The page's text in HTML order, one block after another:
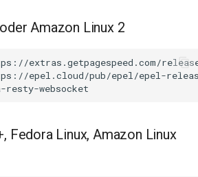
eine
Pakete
Amazon Linux 2
extras.getpagespeed.com/
epel.cloud/pub/epel/epel-
Fedora Linux, Amazon Linux